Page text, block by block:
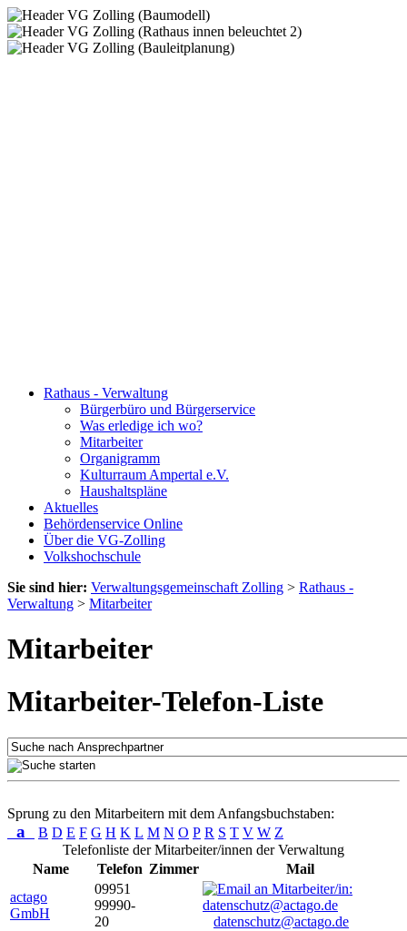
Rathaus - Verwaltung
Bürgerbüro und Bürgerservice
Was erledige ich wo?
Mitarbeiter
Organigramm
Kulturraum Ampertal e.V.
Haushaltspläne
Aktuelles
Behördenservice Online
Über die VG-Zolling
Volkshochschule
Sie sind hier: Verwaltungsgemeinschaft Zolling > Rathaus -
Verwaltung > Mitarbeiter
Mitarbeiter
Mitarbeiter-Telefon-Liste
Sprung zu den Mitarbeitern mit dem Anfangsbuchstaben:
a B D E F G H K L M N O P R S T V W Z
Telefonliste der Mitarbeiter/innen der Verwaltung
Name
Telefon Zimmer
Mail
actago
GmbH
09951
99990-
20
datenschutz@actago.de